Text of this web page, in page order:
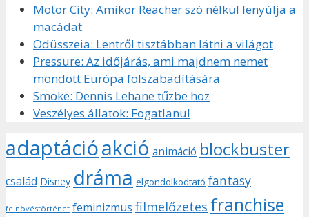
Motor City: Amikor Reacher szó nélkül lenyúlja a
macádat
Odüsszeia: Lentről tisztábban látni a világot
Pressure: Az időjárás, ami majdnem nemet
mondott Európa fölszabadítására
Smoke: Dennis Lehane tűzbe hoz
Veszélyes állatok: Fogatlanul
adaptációakció animáció blockbuster
család Disney dráma elgondolkodtató fantasy
felnövéstörténet feminizmus filmelőzetes franchise